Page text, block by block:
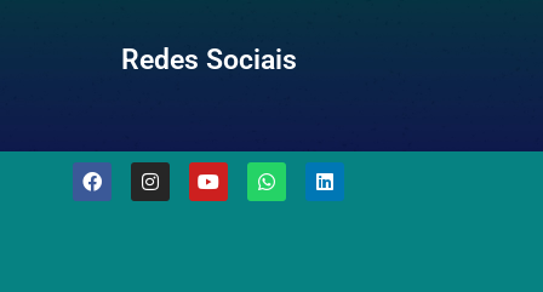
Redes Sociais